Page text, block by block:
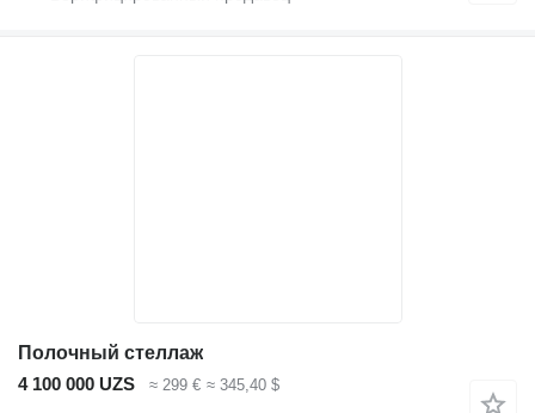
Полочный стеллаж
4 100 000 UZS
≈ 299 € ≈ 345,40 $